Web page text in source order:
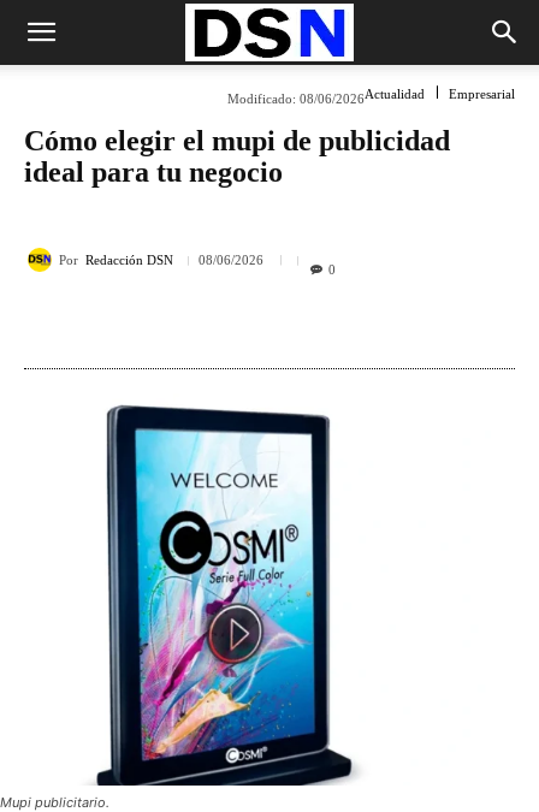
Actualidad Empresarial
Modificado: 08/06/2026
Cómo elegir el mupi de publicidad
ideal para tu negocio
Por Redacción DSN 08/06/2026
0
Mupi publicitario.